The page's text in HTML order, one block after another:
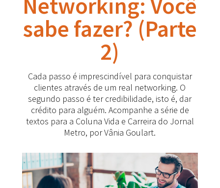
sabe fazer? (Parte
2)
Cada passo é imprescindível para conquistar
clientes através de um real networking. O
segundo passo é ter credibilidade, isto é, dar
crédito para alguém. Acompanhe a série de
textos para a Coluna Vida e Carreira do Jornal
Metro, por Vânia Goulart.